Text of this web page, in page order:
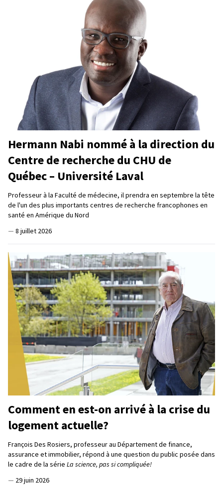
Hermann Nabi nommé à la direction du
Centre de recherche du CHU de
Québec – Université Laval
Professeur à la Faculté de médecine, il prendra en septembre la tête
de l'un des plus importants centres de recherche francophones en
santé en Amérique du Nord
— 8 juillet 2026
Comment en est-on arrivé à la crise du
logement actuelle?
François Des Rosiers, professeur au Département de finance,
assurance et immobilier, répond à une question du public posée dans
le cadre de la série La science, pas si compliquée!
— 29 juin 2026